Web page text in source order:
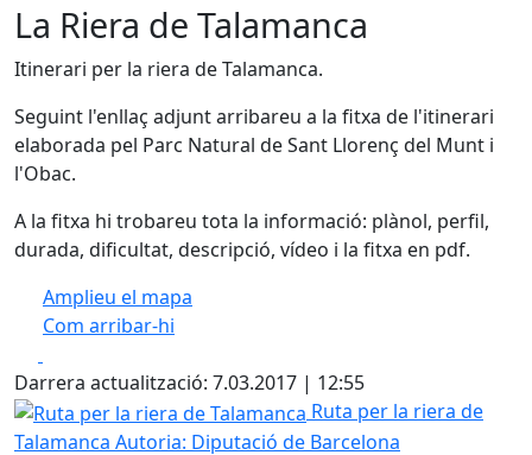
La Riera de Talamanca
Itinerari per la riera de Talamanca.
Seguint l'enllaç adjunt arribareu a la fitxa de l'itinerari
elaborada pel Parc Natural de Sant Llorenç del Munt i
l'Obac.
A la fitxa hi trobareu tota la informació: plànol, perfil,
durada, dificultat, descripció, vídeo i la fitxa en pdf.
Amplieu el mapa
Com arribar-hi
+
−
Darrera actualització: 7.03.2017 | 12:55
Ruta per la riera de Talamanca
Ruta per la riera de
Talamanca Autoria: Diputació de Barcelona